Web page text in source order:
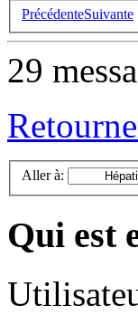
PrécédenteSuivante
29
Aller à:
Qui est